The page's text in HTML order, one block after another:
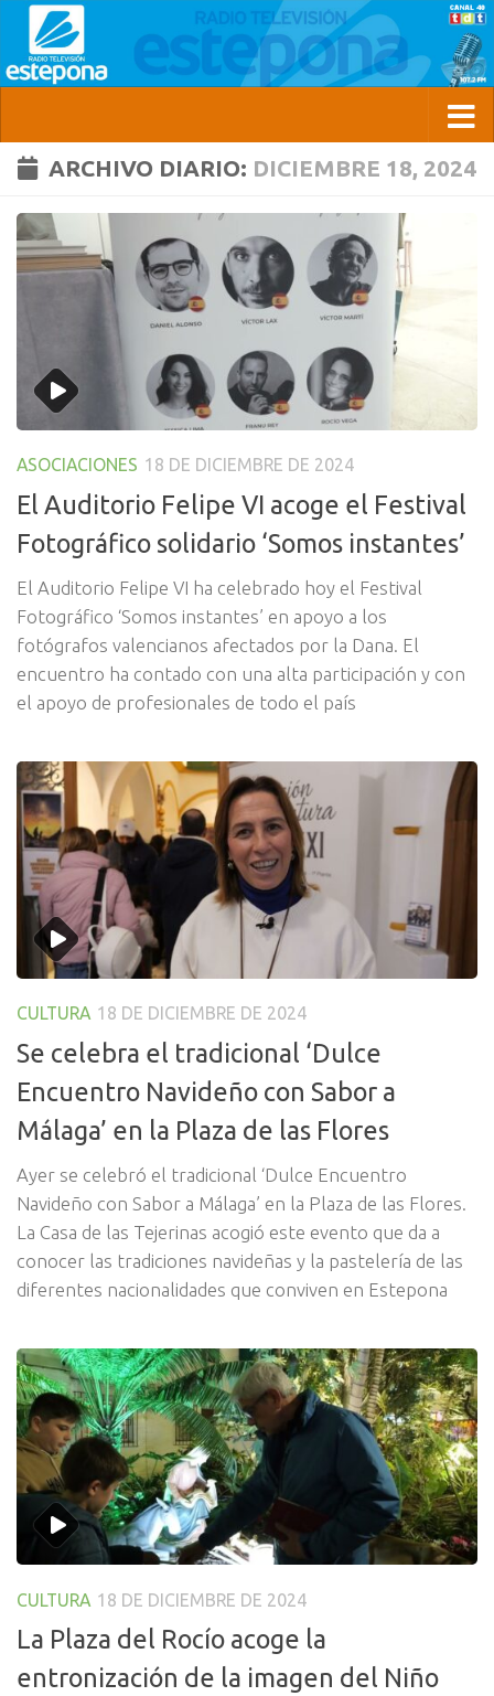
ARCHIVO DIARIO: DICIEMBRE 18, 2024
ASOCIACIONES 18 DE DICIEMBRE DE 2024
El Auditorio Felipe VI acoge el Festival
Fotográfico solidario ‘Somos instantes’
El Auditorio Felipe VI ha celebrado hoy el Festival
Fotográfico ‘Somos instantes’ en apoyo a los
fotógrafos valencianos afectados por la Dana. El
encuentro ha contado con una alta participación y con
el apoyo de profesionales de todo el país
CULTURA 18 DE DICIEMBRE DE 2024
Se celebra el tradicional ‘Dulce
Encuentro Navideño con Sabor a
Málaga’ en la Plaza de las Flores
Ayer se celebró el tradicional ‘Dulce Encuentro
Navideño con Sabor a Málaga’ en la Plaza de las Flores.
La Casa de las Tejerinas acogió este evento que da a
conocer las tradiciones navideñas y la pastelería de las
diferentes nacionalidades que conviven en Estepona
CULTURA 18 DE DICIEMBRE DE 2024
La Plaza del Rocío acoge la
entronización de la imagen del Niño